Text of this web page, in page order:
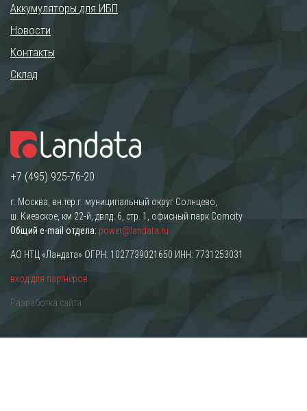
Аккумуляторы для ИБП
Новости
Контакты
Склад
+7 (495) 925-76-20
г. Москва, вн.тер.г. муниципальный округ Солнцево,
ш. Киевское, км 22-й, двлд. 6, стр. 1, офисный парк Comcity
Общий e-mail отдела: power@landata.ru
АО НТЦ «Ландата» ОГРН: 1027739021650 ИНН: 7731253031
вход для партнёров
Разработка сайта